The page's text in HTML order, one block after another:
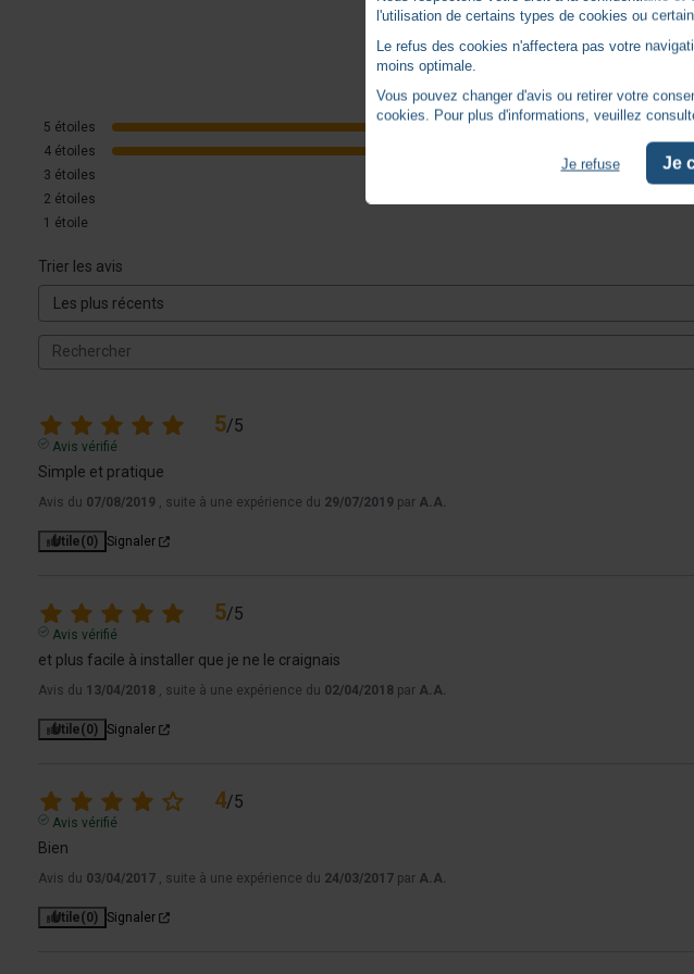
Basé
5 étoiles
4 étoiles
3 étoiles
2 étoiles
1 étoile
Trier les avis
5/5
Avis vérifié
Simple et pratique
Avis du 07/08/2019 , suite à une expérience du 29/07/2019 par A.A.
Utile(0) Signaler
5/5
Avis vérifié
et plus facile à installer que je ne le craignais
Avis du 13/04/2018 , suite à une expérience du 02/04/2018 par A.A.
Utile(0) Signaler
4/5
Avis vérifié
Bien
Avis du 03/04/2017 , suite à une expérience du 24/03/2017 par A.A.
Utile(0) Signaler
l'utilisation de certains types de cookies ou
Le refus des cookies n'affectera pas votre
moins optimale.
Vous pouvez changer d'avis ou retirer votre
cookies. Pour plus d'informations, veuillez
Je refuse Je